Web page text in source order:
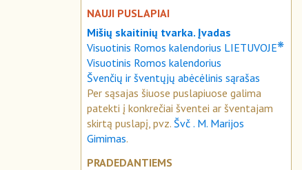
NAUJI PUSLAPIAI
Mišių skaitinių tvarka. Įvadas
Visuotinis Romos kalendorius LIETUVOJE❋
Visuotinis Romos kalendorius
Švenčių ir šventųjų abėcėlinis sąrašas
Per sąsajas šiuose puslapiuose galima
patekti į konkrečiai šventei ar šventajam
skirtą puslapį, pvz. Švč . M. Marijos
Gimimas.
PRADEDANTIEMS